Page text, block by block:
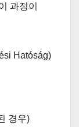
과정이
Hatóság)
경우)